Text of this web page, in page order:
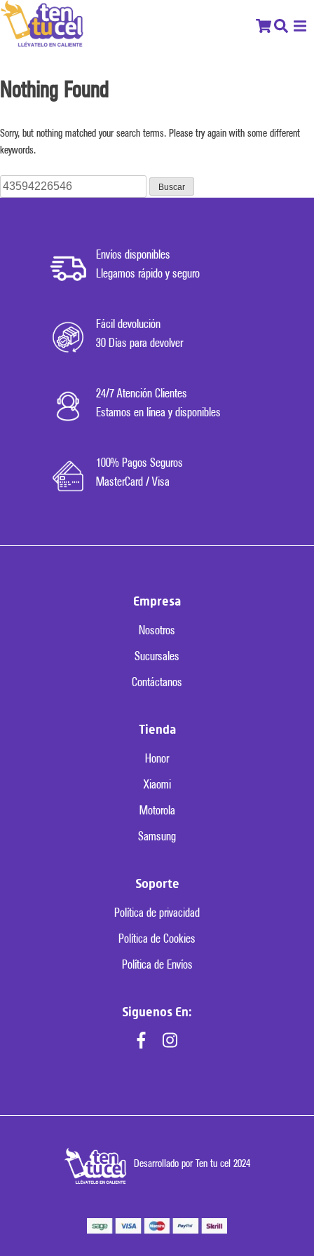
Nothing Found
Sorry, but nothing matched your search terms. Please try again with some different
keywords.
Buscar:
Envíos disponibles
Llegamos rápido y seguro
Fácil devolución
30 Días para devolver
24/7 Atención Clientes
Estamos en línea y disponibles
100% Pagos Seguros
MasterCard / Visa
Empresa
Nosotros
Sucursales
Contáctanos
Tienda
Honor
Xiaomi
Motorola
Samsung
Soporte
Política de privacidad
Política de Cookies
Política de Envíos
Siguenos En:
Desarrollado por Ten tu cel 2024